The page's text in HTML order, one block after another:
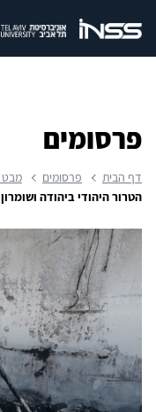
פרסומים
דף הבית פרסומים
מבט
הטרור היהודי ביהודה